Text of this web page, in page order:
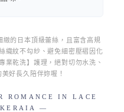
的日本頂級蕾絲，且富含高規
織紋不勾紗、避免細密壓褶因化
業乾洗】護理，絕對切勿水洗、
好長久陪伴妳喔！
ROMANCE IN LACE
KERAIA —